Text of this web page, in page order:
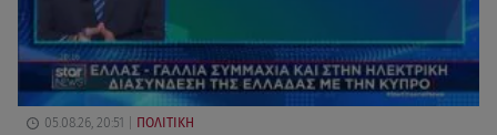
05.08.26, 20:51 ΠΟΛΙΤΙΚΗ